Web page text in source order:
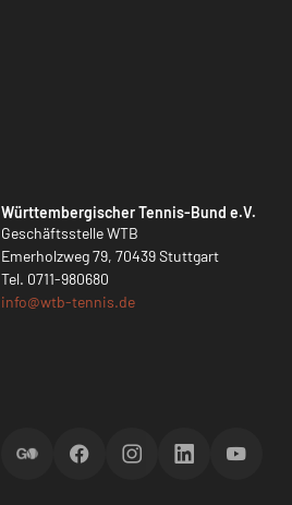
Württembergischer Tennis-Bund e.V.
Geschäftsstelle WTB
Emerholzweg 79, 70439 Stuttgart
Tel. 0711-980680
info@wtb-tennis.de
ScoreGOFacebookInstagramLinkedInYouTube